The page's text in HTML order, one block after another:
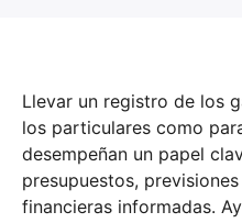
Llevar un registro de los
los particulares como
desempeñan un papel
presupuestos,
financieras informadas.